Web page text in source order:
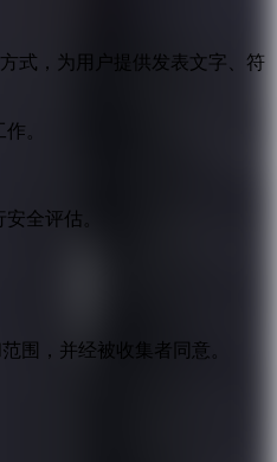
式，为用户提供发表文字、符
。
全评估。
围，并经被收集者同意。